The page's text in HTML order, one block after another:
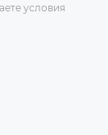
условия